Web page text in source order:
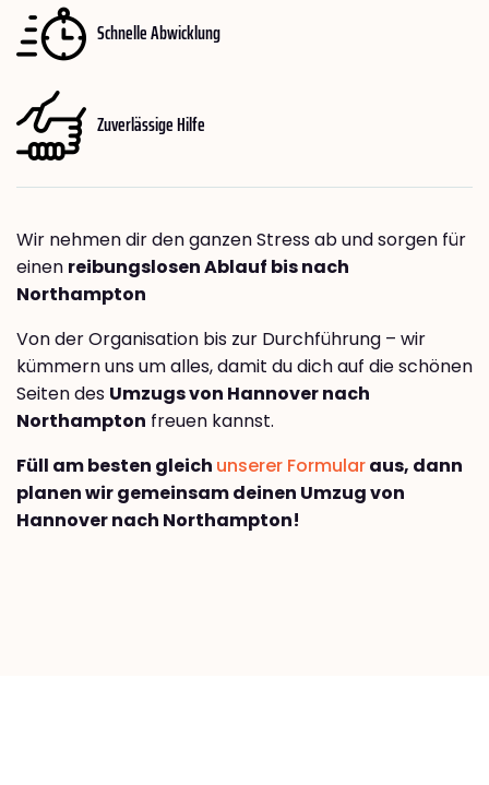
Schnelle Abwicklung
Zuverlässige Hilfe
Wir nehmen dir den ganzen Stress ab und sorgen für
einen reibungslosen Ablauf bis nach
Northampton
Von der Organisation bis zur Durchführung – wir
kümmern uns um alles, damit du dich auf die schönen
Seiten des Umzugs von Hannover nach
Northampton freuen kannst.
Füll am besten gleich unserer Formularaus, dann
planen wir gemeinsam deinen Umzug von
Hannover nach Northampton!